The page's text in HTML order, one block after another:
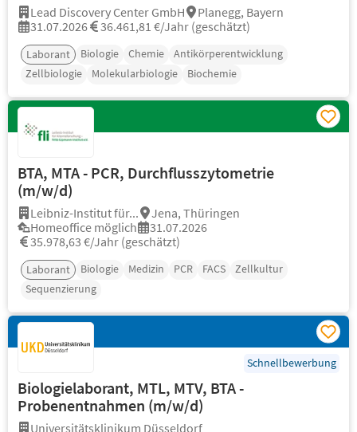
Lead Discovery Center GmbH
Planegg, Bayern
31.07.2026
36.461,81 €/Jahr (geschätzt)
Laborant Biologie Chemie
Antikörperentwicklung
Zellbiologie
Molekularbiologie Biochemie
BTA, MTA - PCR, Durchflusszytometrie
(m/w/d)
Leibniz-Institut für...
Jena, Thüringen
Homeoffice möglich
31.07.2026
35.978,63 €/Jahr (geschätzt)
Laborant Biologie Medizin PCR FACS
Zellkultur
Sequenzierung
Schnellbewerbung
Biologielaborant, MTL, MTV, BTA -
Probenentnahmen (m/w/d)
Universitätsklinikum Düsseldorf